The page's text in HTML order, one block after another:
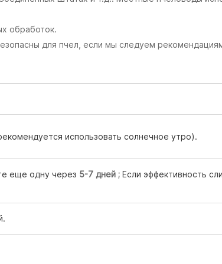
обработок.
для пчел, если мы следуем
использовать солнечное утро).
еще одну через 5-7 дней ; Если эффективность